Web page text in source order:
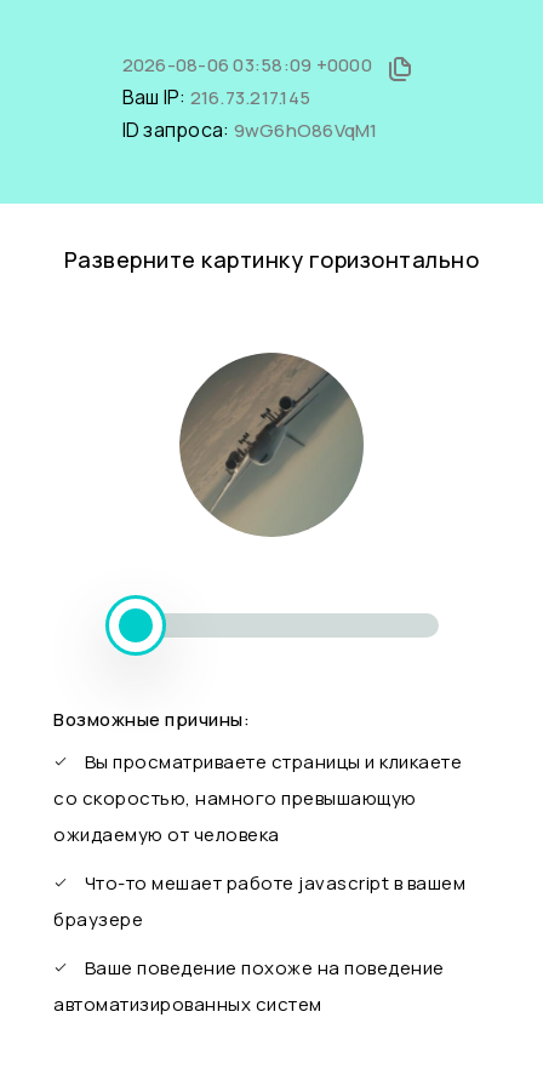
2026-08-06 03:58:09 +0000
Ваш IP: 216.73.217.145
ID запроса: 9wG6hO86VqM1
Разверните картинку горизонтально
Возможные причины:
Вы просматриваете страницы и кликаете
со скоростью, намного превышающую
ожидаемую от человека
Что-то мешает работе javascript в вашем
браузере
Ваше поведение похоже на поведение
автоматизированных систем